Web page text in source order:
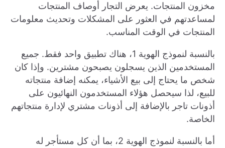
مخزون المنتجات. يعرض التجار أوصاف المنتجات
لمساعدتهم في العثور على المشكلات وتحديث معلومات
المنتجات في الوقت المناسب.
بالنسبة لنموذج الهوية 1، هناك تطبيق واحد فقط. جميع
المستخدمين الذين يسجلون يصبحون مشترين. وإذا كان
شخص ما يحتاج إلى بيع الأشياء، يمكنه إضافة منتجاته
للبيع، لذا سيحصل هؤلاء المستخدمون النهائيون على
أذونات تاجر بالإضافة إلى أذونات مشتري لإدارة منتجاتهم
الخاصة.
أما بالنسبة لنموذج الهوية 2، بما أن كل مستأجر له